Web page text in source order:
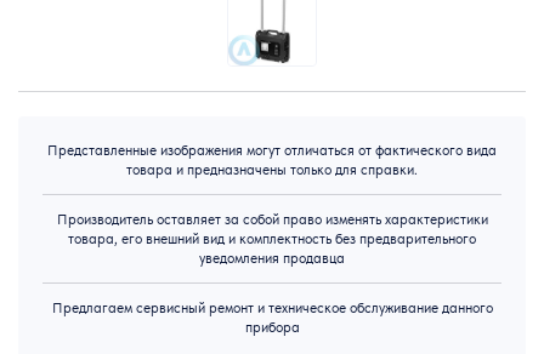
Представленные изображения могут отличаться от фактического вида
товара и предназначены только для справки.
Производитель оставляет за собой право изменять характеристики
товара, его внешний вид и комплектность без предварительного
уведомления продавца
Предлагаем сервисный ремонт и техническое обслуживание данного
прибора